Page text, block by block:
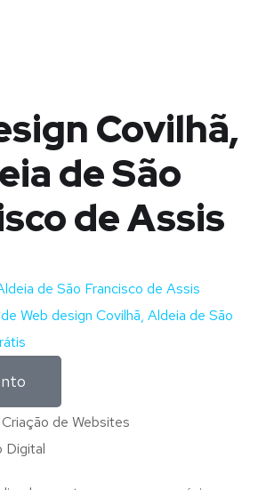
Covilhã,
de São
de Assis
de São Francisco de Assis
Web design Covilhã, Aldeia de São
Digital